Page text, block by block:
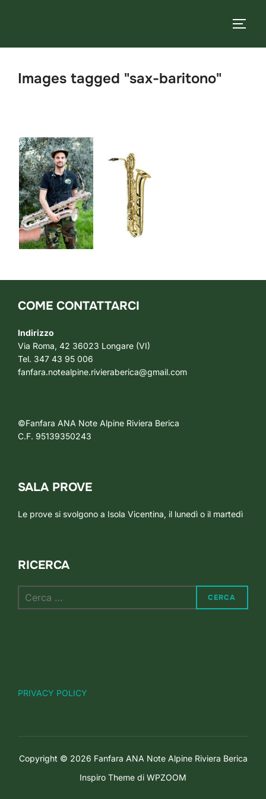
Images tagged "sax-baritono"
COME CONTATTARCI
Indirizzo
Via Roma, 42 36023 Longare (VI)
Tel. 347 43 95 006
fanfara.notealpine.rivieraberica@gmail.com
©Fanfara ANA Note Alpine Riviera Berica
C.F. 95139350243
SALA PROVE
Le prove si svolgono a Isola Vicentina, il lunedì o il martedì
RICERCA
per:
CERCA
PRIVACY POLICY
Copyright © 2026 Fanfara ANA Note Alpine Riviera Berica
Inspiro Theme di WPZOOM